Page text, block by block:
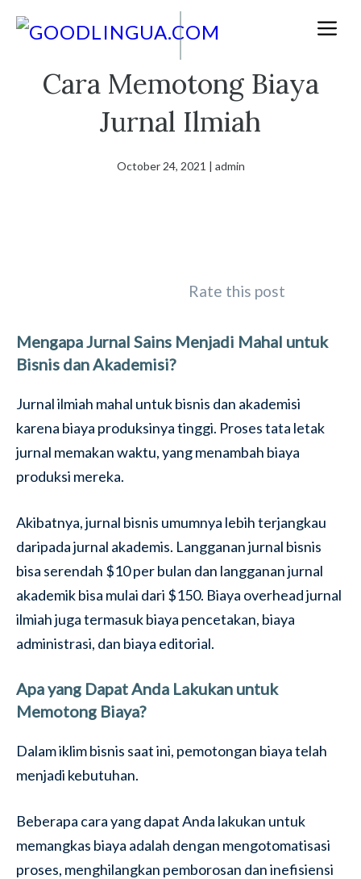
Cara Memotong Biaya
Jurnal Ilmiah
October 24, 2021 | admin
Rate this post
Mengapa Jurnal Sains Menjadi Mahal untuk
Bisnis dan Akademisi?
Jurnal ilmiah mahal untuk bisnis dan akademisi
karena biaya produksinya tinggi. Proses tata letak
jurnal memakan waktu, yang menambah biaya
produksi mereka.
Akibatnya, jurnal bisnis umumnya lebih terjangkau
daripada jurnal akademis. Langganan jurnal bisnis
bisa serendah $10 per bulan dan langganan jurnal
akademik bisa mulai dari $150. Biaya overhead jurnal
ilmiah juga termasuk biaya pencetakan, biaya
administrasi, dan biaya editorial.
Apa yang Dapat Anda Lakukan untuk
Memotong Biaya?
Dalam iklim bisnis saat ini, pemotongan biaya telah
menjadi kebutuhan.
Beberapa cara yang dapat Anda lakukan untuk
memangkas biaya adalah dengan mengotomatisasi
proses, menghilangkan pemborosan dan inefisiensi